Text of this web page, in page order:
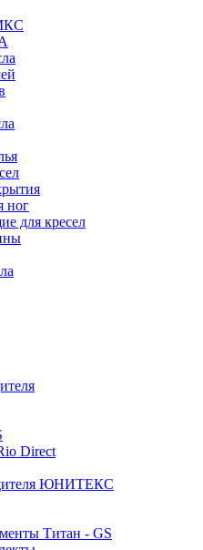
ног
для кресел
Direct
ЮНИТЕКС
Титан - GS